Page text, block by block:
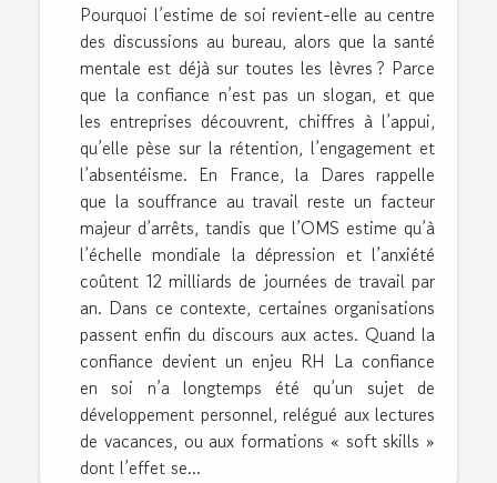
Pourquoi l’estime de soi revient-elle au centre
des discussions au bureau, alors que la santé
mentale est déjà sur toutes les lèvres ? Parce
que la confiance n’est pas un slogan, et que
les entreprises découvrent, chiffres à l’appui,
qu’elle pèse sur la rétention, l’engagement et
l’absentéisme. En France, la Dares rappelle
que la souffrance au travail reste un facteur
majeur d’arrêts, tandis que l’OMS estime qu’à
l’échelle mondiale la dépression et l’anxiété
coûtent 12 milliards de journées de travail par
an. Dans ce contexte, certaines organisations
passent enfin du discours aux actes. Quand la
confiance devient un enjeu RH La confiance
en soi n’a longtemps été qu’un sujet de
développement personnel, relégué aux lectures
de vacances, ou aux formations « soft skills »
dont l’effet se...